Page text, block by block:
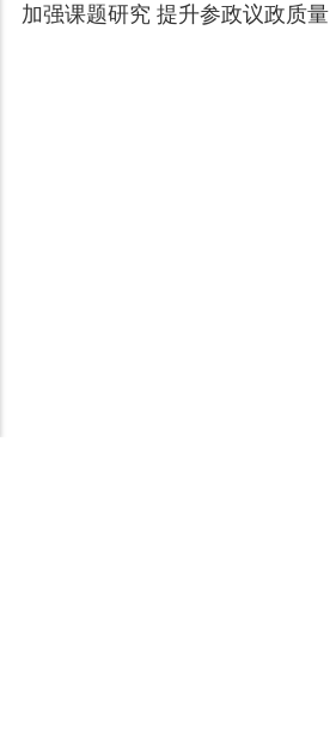
加强课题研究 提升参政议政质量